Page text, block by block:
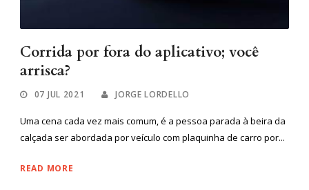
Corrida por fora do aplicativo; você
arrisca?
07 JUL 2021 JORGE LORDELLO
Uma cena cada vez mais comum, é a pessoa parada à beira da
calçada ser abordada por veículo com plaquinha de carro por...
READ MORE